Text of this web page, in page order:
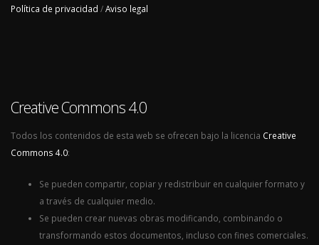
Política de privacidad /Aviso legal
Creative Commons 4.0
Todos los contenidos de esta web se ofrecen bajo la licencia Creative
Commons 4.0:
Se pueden compartir, copiar y redistribuir en cualquier formato y
a través de cualquier medio.
Se pueden crear nuevas obras modificando, combinando o
transformando estos documentos, incluso con fines comerciales.